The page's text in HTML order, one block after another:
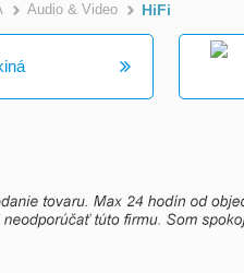
>
Audio & Video HiFi